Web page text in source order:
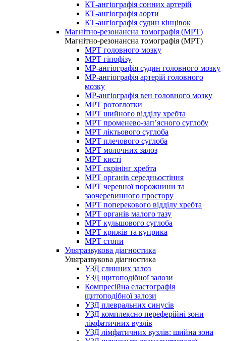
КТ-ангіографія сонних артерій
КТ-ангіографія аорти
КТ-ангіографія судин кінцівок
Магнітно-резонансна томографія (МРТ)
Магнітно-резонансна томографія (МРТ)
МРТ головного мозку
МРТ гіпофізу
МР-ангіографія судин головного мозку
МР-ангіографія артерій головного
мозку
МР-ангіографія вен головного мозку
МРТ ротоглотки
МРТ шийного відділу хребта
МРТ променево-зап’ясного суглобу
МРТ ліктьового суглоба
МРТ плечового суглоба
МРТ молочних залоз
МРТ кисті
МРТ скрінінг хребта
МРТ органів середньостіння
МРТ черевної порожнини та
заочеревинного простору
МРТ поперекового відділу хребта
МРТ органів малого тазу
МРТ кульшового суглоба
МРТ крижів та куприка
МРТ стопи
Ультразвукова діагностика
Ультразвукова діагностика
УЗД слинних залоз
УЗД щитоподібної залози
Компресійна еластографія
щитоподібної залози
УЗД плевральних синусів
УЗД комплексно переферійні зони
лімфатичних вузлів
УЗД лімфатичних вузлів: шийна зона